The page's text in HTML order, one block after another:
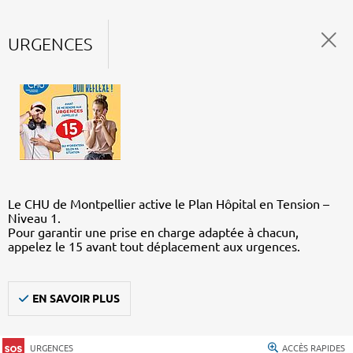
URGENCES
Le CHU de Montpellier active le Plan Hôpital en Tension –
Niveau 1.
Pour garantir une prise en charge adaptée à chacun,
appelez le 15 avant tout déplacement aux urgences.
EN SAVOIR PLUS
URGENCES ACCÈS RAPIDES